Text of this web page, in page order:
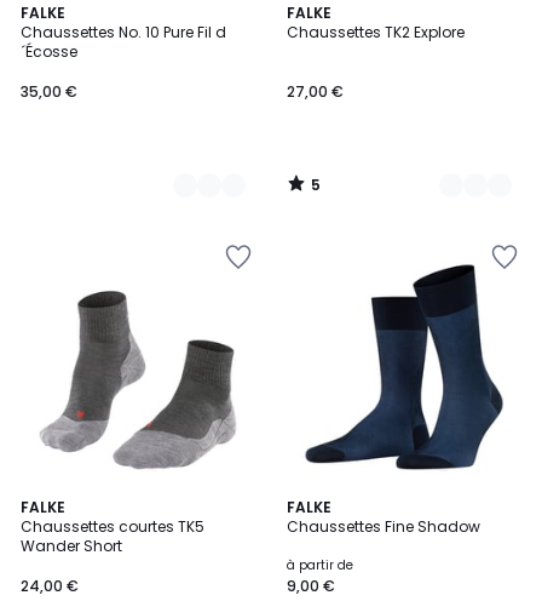
FALKE
Chaussettes No. 10 Pure Fil d
´Écosse
35,00 €
11
Couleurs
FALKE
Chaussettes TK2 Explore
27,00 €
5
/
7
Couleurs
5
/
FALKE
Chaussettes courtes TK5
Wander Short
24,00 €
3
Couleurs
FALKE
Chaussettes Fine Shadow
à partir de
9,00 €
7
Couleurs